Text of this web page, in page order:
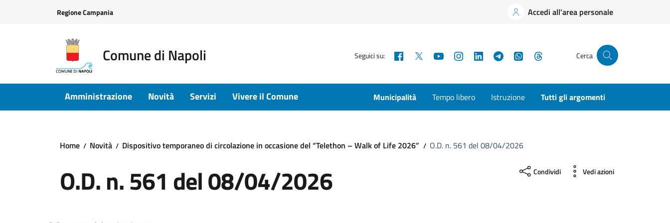
Regione Campania Accedi all'area personale
Comune di Napoli Seguici su: Facebook YouTubeInstagramLinkedInTelegramWhatsApp Cerca
Amministrazione Novità Servizi Vivere il Comune Municipalità Tempo libero Istruzione Tutti gli argomenti
Home Novità Dispositivo temporaneo di circolazione in occasione del “Telethon – Walk of Life 2026” O.D. n. 561 del 08/04/2026
O.D. n. 561 del 08/04/2026 Condividi Vedi azioni